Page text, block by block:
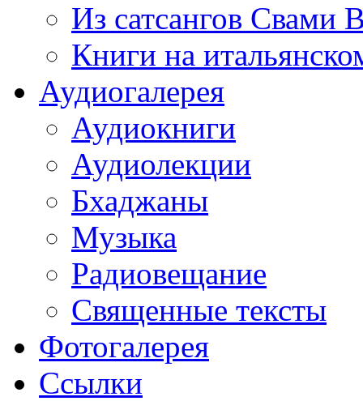
Из сатсангов Свами
Книги на
Аудиогалерея
Аудиокниги
Аудиолекции
Бхаджаны
Музыка
Радиовещание
Священные тексты
Фотогалерея
Ссылки